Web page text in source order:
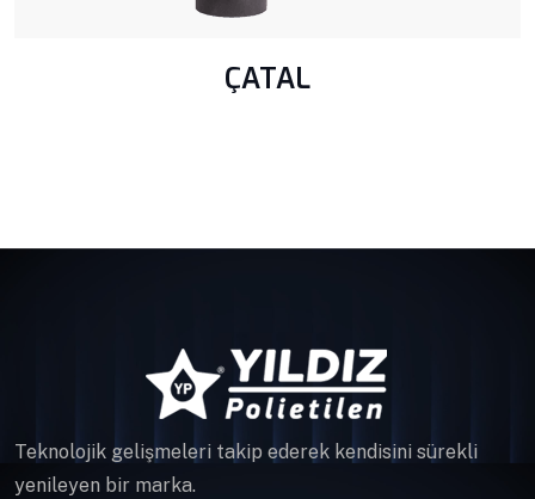
ÇATAL
Teknolojik gelişmeleri takip ederek kendisini sürekli
yenileyen bir marka.